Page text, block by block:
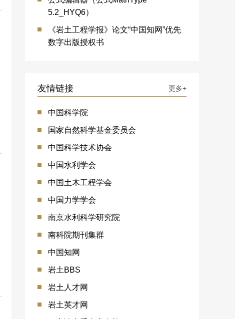
5.2_HYQ6）
《岩土工程学报》论文“中国知网”优先
数字出版授权书
友情链接 更多+
中国科学院
国家自然科学基金委员会
中国科学技术协会
中国水利学会
中国土木工程学会
中国力学学会
南京水利科学研究院
南科院期刊集群
中国知网
岩土BBS
岩土人才网
岩土英才网